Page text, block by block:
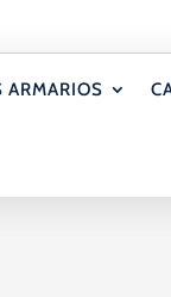
ARMARIOS